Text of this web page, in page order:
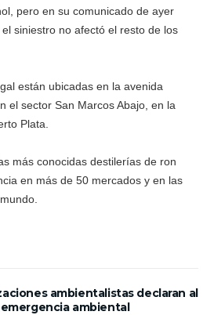
pero en su comunicado de ayer
siniestro no afectó el resto de los
están ubicadas en la avenida
el sector San Marcos Abajo, en la
Plata.
más conocidas destilerías de ron
en más de 50 mercados y en las
ambientalistas declaran al
ambiental